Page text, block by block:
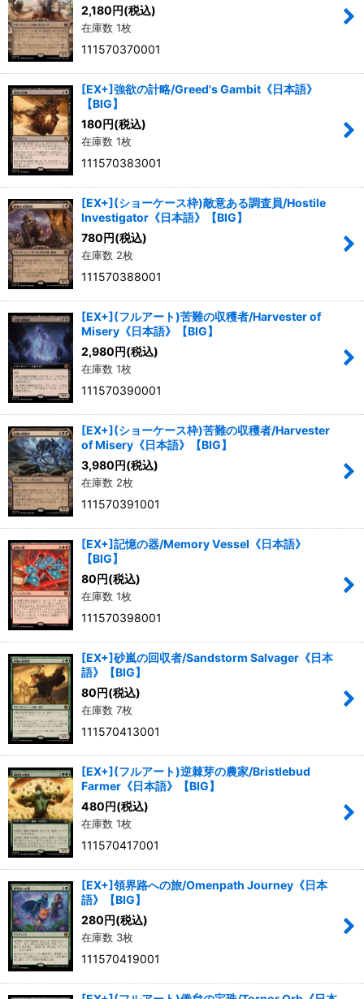
2,180円(税込)
在庫数 1枚
111570370001
[EX+]強欲の計略/Greed's Gambit《日本語》
【BIG】
180円(税込)
在庫数 1枚
111570383001
[EX+](ショーケース枠)敵意ある調査員/Hostile
Investigator《日本語》【BIG】
780円(税込)
在庫数 2枚
111570388001
[EX+](フルアート)苦難の収穫者/Harvester of
Misery《日本語》【BIG】
2,980円(税込)
在庫数 1枚
111570390001
[EX+](ショーケース枠)苦難の収穫者/Harvester
of Misery《日本語》【BIG】
3,980円(税込)
在庫数 2枚
111570391001
[EX+]記憶の器/Memory Vessel《日本語》
【BIG】
80円(税込)
在庫数 1枚
111570398001
[EX+]砂嵐の回収者/Sandstorm Salvager《日本
語》【BIG】
80円(税込)
在庫数 7枚
111570413001
[EX+](フルアート)逆棘芽の農家/Bristlebud
Farmer《日本語》【BIG】
480円(税込)
在庫数 1枚
111570417001
[EX+]領界路への旅/Omenpath Journey《日本
語》【BIG】
280円(税込)
在庫数 3枚
111570419001